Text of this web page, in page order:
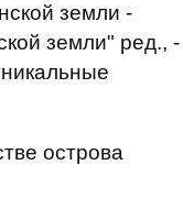
земли -
земли" ред., -
острова